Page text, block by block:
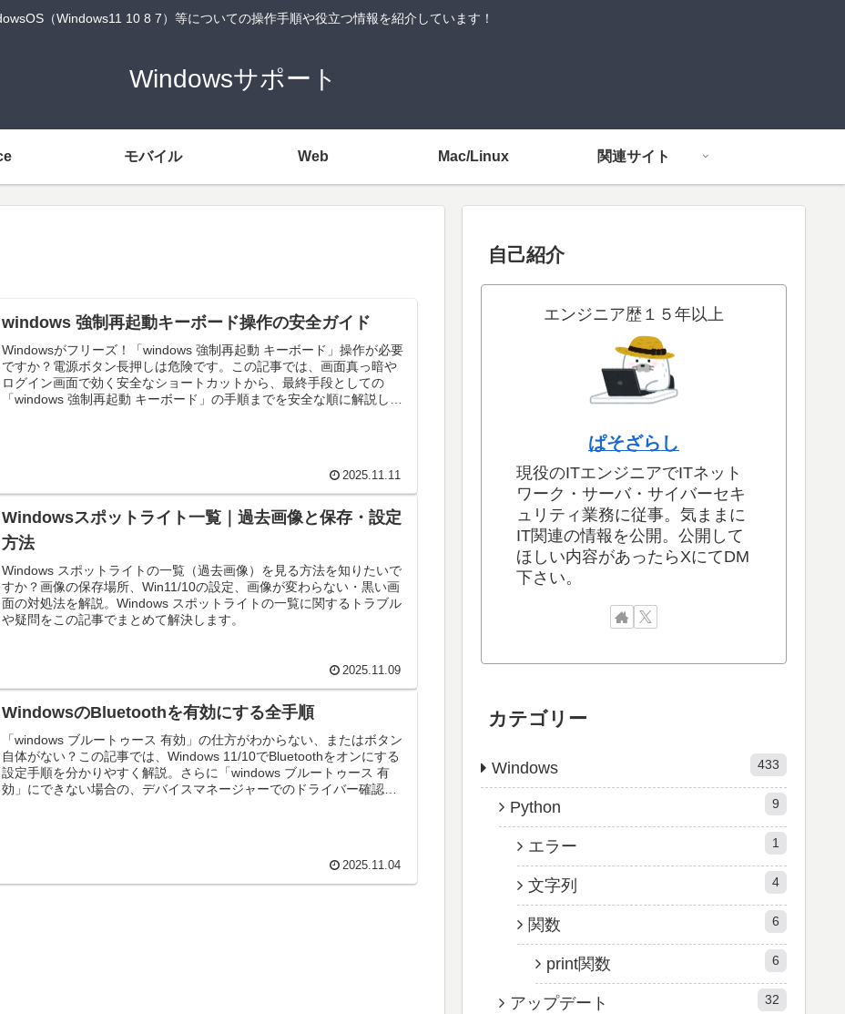
（Windows11 10 8 7）等についての操作手順や役立つ情報を紹介しています！
Windowsサポート
モバイル Web Mac/Linux 関連サイト
windows 強制再起動キーボード操作の安全ガイド
Windowsがフリーズ！「windows 強制再起動 キーボード」操作が必要
ですか？電源ボタン長押しは危険です。この記事では、画面真っ暗や
ログイン画面で効く安全なショートカットから、最終手段としての
「windows 強制再起動 キーボード」の手順までを安全な順に解説しま
2025.11.11
Windowsスポットライト一覧｜過去画像と保存・設定
方法
Windows スポットライトの一覧（過去画像）を見る方法を知りたいで
すか？画像の保存場所、Win11/10の設定、画像が変わらない・黒い画
面の対処法を解説。Windows スポットライトの一覧に関するトラブル
や疑問をこの記事でまとめて解決します。
2025.11.09
WindowsのBluetoothを有効にする全手順
「windows ブルートゥース 有効」の仕方がわからない、またはボタン
自体がない？この記事では、Windows 11/10でBluetoothをオンにする
設定手順を分かりやすく解説。さらに「windows ブルートゥース 有
効」にできない場合の、デバイスマネージャーでのドライバー確認や
2025.11.04
自己紹介
エンジニア歴１５年以上
ぱそざらし
現役のITエンジニアでITネット
ワーク・サーバ・サイバーセキ
ュリティ業務に従事。気ままに
IT関連の情報を公開。公開して
ほしい内容があったらXにてDM
下さい。
カテゴリー
Windows 433
Python 9
エラー 1
文字列 4
関数 6
print関数 6
アップデート 32